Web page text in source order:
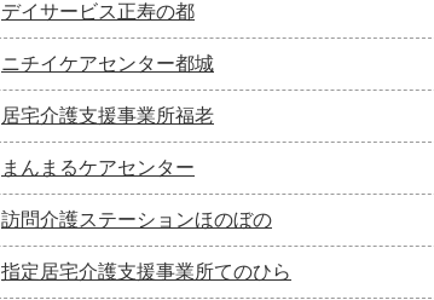
デイサービス正寿の都
ニチイケアセンター都城
居宅介護支援事業所福老
まんまるケアセンター
訪問介護ステーションほのぼの
指定居宅介護支援事業所てのひら